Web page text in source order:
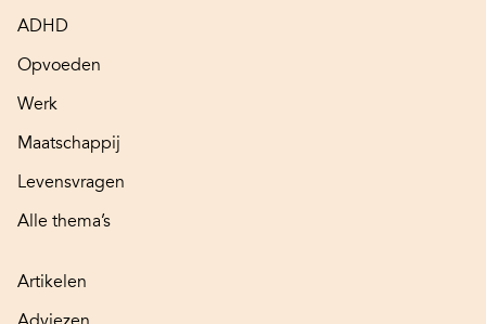
ADHD
Opvoeden
Werk
Maatschappij
Levensvragen
Alle thema’s
Artikelen